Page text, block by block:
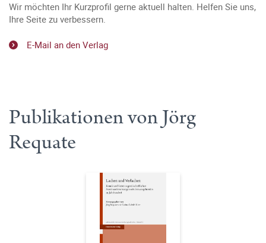
Wir möchten Ihr Kurzprofil gerne aktuell halten. Helfen Sie uns,
Ihre Seite zu verbessern.
E-Mail an den Verlag
Publikationen von Jörg
Requate